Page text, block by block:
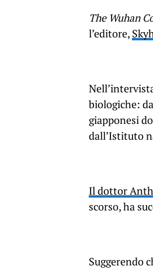
The Wuhan
l’editore,
biologiche:
giapponesi
dall’Istituto
Il dottor
scorso, ha
Suggerendo